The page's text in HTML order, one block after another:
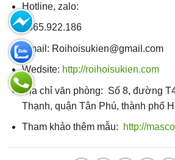
Hotline, zalo:
0865.922.186
Email: Roihoisukien@gmail.com
Wedsite: http://roihoisukien.com
Địa chỉ văn phòng: Số 8, đường
Thạnh, quận Tân Phú, thành phố
Tham khảo thêm mẫu: http://